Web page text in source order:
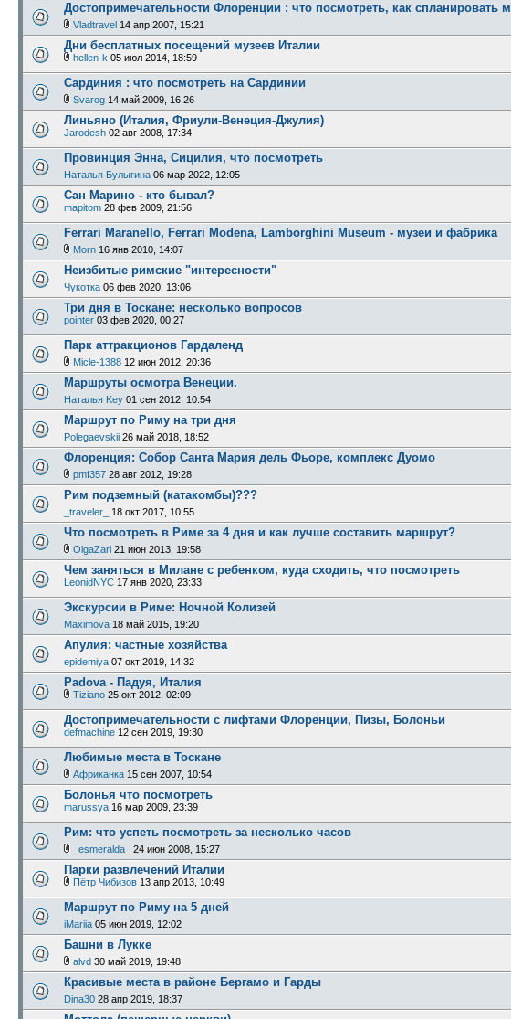
Достопримечательности Флоренции : что посмотреть, как спланировать
Vladtravel 14 апр 2007, 15:21
Дни бесплатных посещений музеев Италии
hellen-k 05 июл 2014, 18:59
Сардиния : что посмотреть на Сардинии
Svarog 14 май 2009, 16:26
Линьяно (Италия, Фриули-Венеция-Джулия)
Jarodesh 02 авг 2008, 17:34
Провинция Энна, Сицилия, что посмотреть
Наталья Булыгина 06 мар 2022, 12:05
Сан Марино - кто бывал?
mapitom 28 фев 2009, 21:56
Ferrari Maranello, Ferrari Modena, Lamborghini Museum - музеи и фабрика
Morn 16 янв 2010, 14:07
Неизбитые римские "интересности"
Чукотка 06 фев 2020, 13:06
Три дня в Тоскане: несколько вопросов
pointer 03 фев 2020, 00:27
Парк аттракционов Гардаленд
Micle-1388 12 июн 2012, 20:36
Маршруты осмотра Венеции.
Наталья Key 01 сен 2012, 10:54
Маршрут по Риму на три дня
Polegaevskii 26 май 2018, 18:52
Флоренция: Собор Санта Мария дель Фьоре, комплекс Дуомо
pmf357 28 авг 2012, 19:28
Рим подземный (катакомбы)???
_traveler_ 18 окт 2017, 10:55
Что посмотреть в Риме за 4 дня и как лучше составить маршрут?
OlgaZari 21 июн 2013, 19:58
Чем заняться в Милане с ребенком, куда сходить, что посмотреть
LeonidNYC 17 янв 2020, 23:33
Экскурсии в Риме: Ночной Колизей
Maximova 18 май 2015, 19:20
Апулия: частные хозяйства
epidemiya 07 окт 2019, 14:32
Padova - Падуя, Италия
Tiziano 25 окт 2012, 02:09
Достопримечательности с лифтами Флоренции, Пизы, Болоньи
defmachine 12 сен 2019, 19:30
Любимые места в Тоскане
Африканка 15 сен 2007, 10:54
Болонья что посмотреть
marussya 16 мар 2009, 23:39
Рим: что успеть посмотреть за несколько часов
_esmeralda_ 24 июн 2008, 15:27
Парки развлечений Италии
Пётр Чибизов 13 апр 2013, 10:49
Маршрут по Риму на 5 дней
iMariia 05 июн 2019, 12:02
Башни в Лукке
alvd 30 май 2019, 19:48
Красивые места в районе Бергамо и Гарды
Dina30 28 апр 2019, 18:37